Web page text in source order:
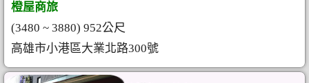
橙屋商旅
(3480 ~ 3880) 952公尺
高雄市小港區大業北路300號